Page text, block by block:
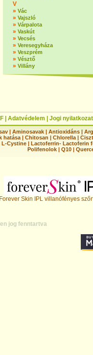
V
» Vác
» Vajszló
» Várpalota
» Vaskút
» Vecsés
» Veresegyháza
» Veszprém
» Vésztő
» Villány
Adatvédelem Jogi nyilatkozat
|Aminosavak |Antioxidáns |
hatása | Chitosan | Chlorella |
L-Cystine | Lactoferrin- Lactoferin
Polifenolok |Q10 |
Forever Skin IPL villanófényes
jog fenntartva